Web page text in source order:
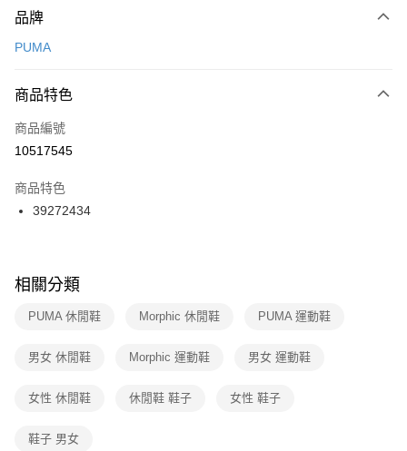
台灣樂天信用卡公司
【關於「AFTEE先享後付」】
便利好安心！
３．安心：先確認商品／服務後，再付款。
【「AFTEE先享後付」結帳流程】
１．於結帳方式選擇「AFTEE先享後付」後，將跳轉至「AFTEE先享後付」
２．訂單成立數日內，您將收到繳費通知簡訊。
３．收到繳費通知簡訊後14天內，點擊此簡訊中的連結，可透過四大超商／
ATM／網路銀行／等多元方式進行付款，方視為交易完成。
※ 交易是否成功請以「AFTEE先享後付 」之結帳頁面顯示為準，若有關於
是否繳費成功／繳費後需取消欲退款等相關疑問，請聯繫「AFTEE先享後付
客戶支援中心」https://netprotections.freshdesk.com/support/home
１．透過由恩沛科技股份有限公司提供之「AFTEE先享後付」服務完成之交
權轉讓予恩沛科技股份有限公司。
３．未成年的使用者請事先徵得法定代理人或監護人之同意方可使用
運送方式
每筆NT$100，滿NT$1,500(含以上)免運費
宅配
每筆NT$100，滿NT$1,500(含以上)免運費
付款後門市自取
每筆NT$100，滿NT$1,500(含以上)免運費
品牌
PUMA
商品特色
商品編號
10517545
商品特色
39272434
相關分類
PUMA 休閒鞋 Morphic 休閒鞋 PUMA 運動鞋
男女 休閒鞋 Morphic 運動鞋 男女 運動鞋
女性 休閒鞋 休閒鞋 鞋子 女性 鞋子
鞋子 男女